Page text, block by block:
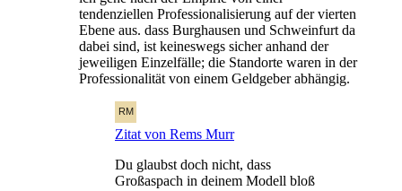
tendenziellen Professionalisierung auf der vierten
Ebene aus. dass Burghausen und Schweinfurt da
dabei sind, ist keineswegs sicher anhand der
jeweiligen Einzelfälle; die Standorte waren in der
Professionalität von einem Geldgeber abhängig.
Zitat von Rems Murr
Du glaubst doch nicht, dass
Großaspach in deinem Modell bloß